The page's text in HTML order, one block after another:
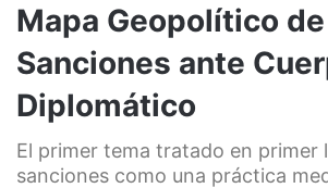
Mapa Geopolítico de
Sanciones ante
Diplomático
El primer tema tratado en primer
sanciones como una práctica